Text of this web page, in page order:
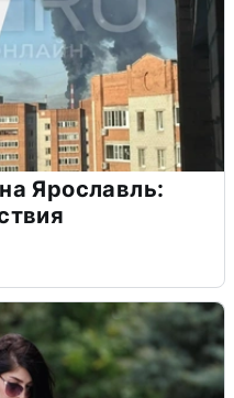
Ярославль: